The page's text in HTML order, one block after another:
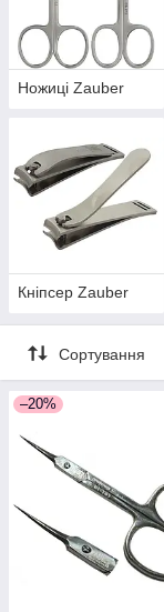
Ножиці Zauber
Кніпсер Zauber
Сортування
–20%